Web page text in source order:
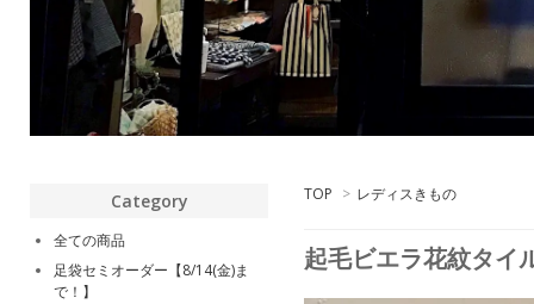
TOP > レディスきもの
起毛ビエラ花紋タイ
Category
全ての商品
足袋セミオーダー【8/14(金)ま
で！】